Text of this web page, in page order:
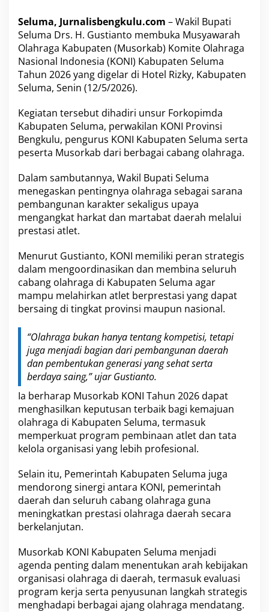
b
i
n
a
a
n
l
e
D
a
r
a
h
Seluma, Jurnalisbengkulu.com – Wakil Bupati
Seluma Drs. H. Gustianto membuka Musyawarah
Olahraga Kabupaten (Musorkab) Komite Olahraga
Nasional Indonesia (KONI) Kabupaten Seluma
Tahun 2026 yang digelar di Hotel Rizky, Kabupaten
Seluma, Senin (12/5/2026).
Kegiatan tersebut dihadiri unsur Forkopimda
Kabupaten Seluma, perwakilan KONI Provinsi
Bengkulu, pengurus KONI Kabupaten Seluma serta
peserta Musorkab dari berbagai cabang olahraga.
Dalam sambutannya, Wakil Bupati Seluma
menegaskan pentingnya olahraga sebagai sarana
pembangunan karakter sekaligus upaya
mengangkat harkat dan martabat daerah melalui
prestasi atlet.
Menurut Gustianto, KONI memiliki peran strategis
dalam mengoordinasikan dan membina seluruh
cabang olahraga di Kabupaten Seluma agar
mampu melahirkan atlet berprestasi yang dapat
bersaing di tingkat provinsi maupun nasional.
“Olahraga bukan hanya tentang kompetisi, tetapi
juga menjadi bagian dari pembangunan daerah
dan pembentukan generasi yang sehat serta
berdaya saing,” ujar Gustianto.
Ia berharap Musorkab KONI Tahun 2026 dapat
menghasilkan keputusan terbaik bagi kemajuan
olahraga di Kabupaten Seluma, termasuk
memperkuat program pembinaan atlet dan tata
kelola organisasi yang lebih profesional.
Selain itu, Pemerintah Kabupaten Seluma juga
mendorong sinergi antara KONI, pemerintah
daerah dan seluruh cabang olahraga guna
meningkatkan prestasi olahraga daerah secara
berkelanjutan.
Musorkab KONI Kabupaten Seluma menjadi
agenda penting dalam menentukan arah kebijakan
organisasi olahraga di daerah, termasuk evaluasi
program kerja serta penyusunan langkah strategis
menghadapi berbagai ajang olahraga mendatang.